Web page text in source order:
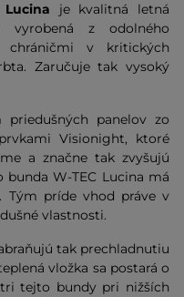
je kvalitná letná
vyrobená z odolného
chráničmi v kritických
Zaručuje tak vysoký
panelov zo
Visionight, ktoré
a značne tak zvyšujú
bunda W-TEC Lucina má
Tým príde vhod práve v
vlastnosti.
tak prechladnutiu
vložka sa postará o
tejto bundy pri nižších